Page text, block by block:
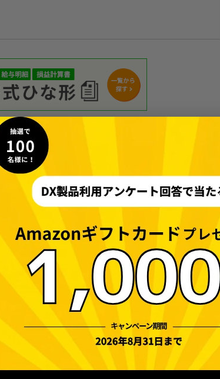
常に把握して資金を効果的に運用する取り組
を作成することで経費削減や資金過不足の早
覧表や収入と支出の予定をまとめた資金繰り
拡大や支払件数の増加に応じてシステムの導
済などの購入日と決済日のズレに対応するた
重要であり、支払い方法や固定費を区分して